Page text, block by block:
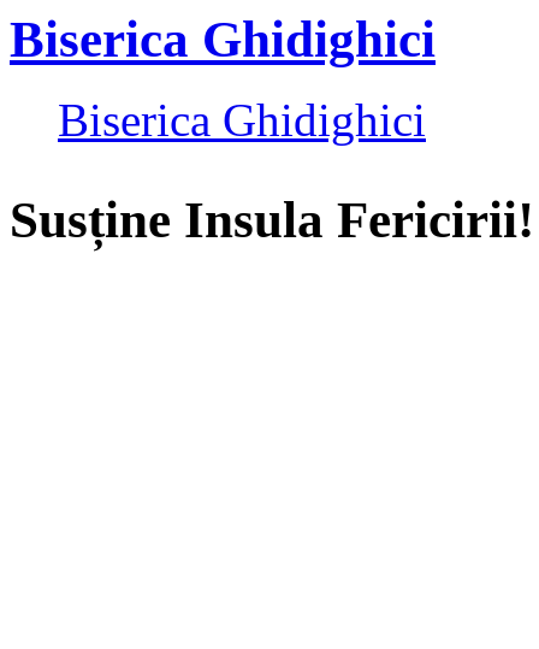
Biserica Ghidighici
Biserica Ghidighici
Susține Insula Fericirii!